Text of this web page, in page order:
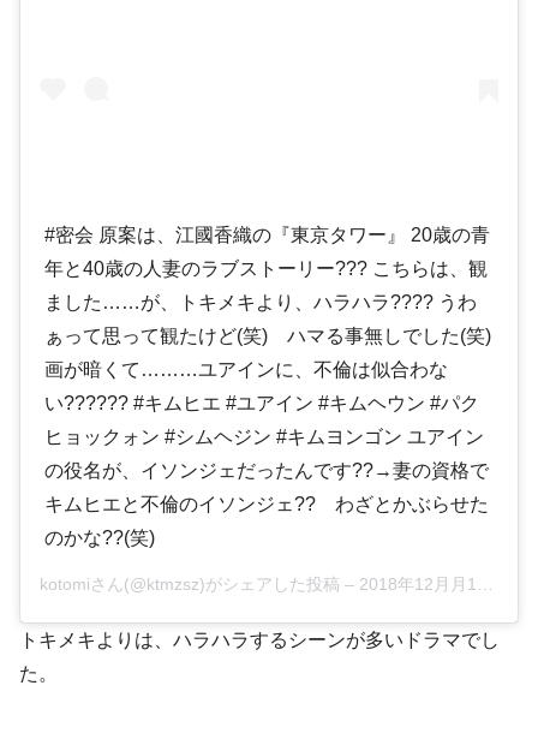
#密会 原案は、江國香織の『東京タワー』 20歳の青
年と40歳の人妻のラブストーリー??? こちらは、観
ました……が、トキメキより、ハラハラ???? うわ
ぁって思って観たけど(笑) ハマる事無しでした(笑)
画が暗くて………ユアインに、不倫は似合わな
い?????? #キムヒエ #ユアイン #キムヘウン #パク
ヒョックォン #シムヘジン #キムヨンゴン ユアイン
の役名が、イソンジェだったんです??→妻の資格で
キムヒエと不倫のイソンジェ?? わざとかぶらせた
のかな??(笑)
kotomiさん(@ktmzsz)がシェアした投稿 – 2018年12月月17日午前1時34分PST
トキメキよりは、ハラハラするシーンが多いドラマでし
た。